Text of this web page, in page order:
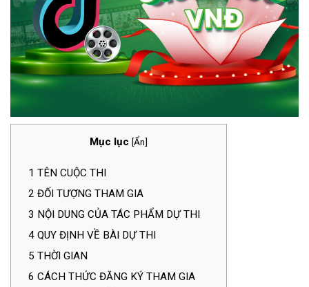
Mục lục [Ẩn]
1 TÊN CUỘC THI
2 ĐỐI TƯỢNG THAM GIA
3 NỘI DUNG CỦA TÁC PHẨM DỰ THI
4 QUY ĐỊNH VỀ BÀI DỰ THI
5 THỜI GIAN
6 CÁCH THỨC ĐĂNG KÝ THAM GIA